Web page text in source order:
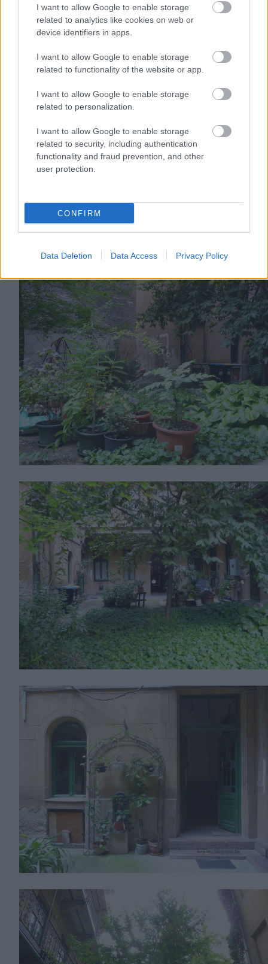
I want to allow Google to enable storage
related to analytics like cookies on web or
device identifiers in apps.
I want to allow Google to enable storage
related to functionality of the website or app.
I want to allow Google to enable storage
related to personalization.
I want to allow Google to enable storage
related to security, including authentication
functionality and fraud prevention, and other
user protection.
CONFIRM
Data Deletion Data Access Privacy Policy